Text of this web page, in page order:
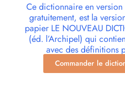
Ce dictionnaire en
gratuitement, est la
papier LE NOUVEAU
(éd. l’Archipel) qui
avec des définitions
Commander le